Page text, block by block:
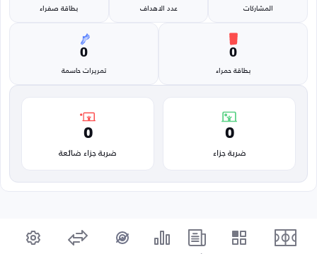
المشاركات عدد الاهداف بطاقة صفراء
0
بطاقة حمراء
0
تمريرات حاسمة
0
ضربة جزاء
0
ضربة جزاء ضائعة